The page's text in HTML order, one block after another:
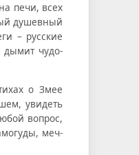
печи, всех
душевный
– русские
дымит чудо-
о Змее
увидеть
вопрос,
меч-